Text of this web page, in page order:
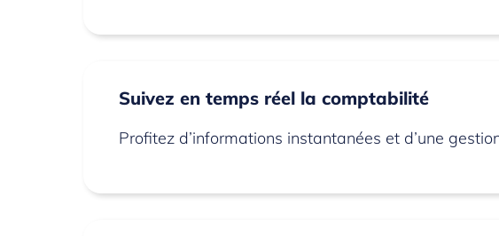
Suivez en temps réel la comptabilité
Profitez d’informations instantanées et d’une